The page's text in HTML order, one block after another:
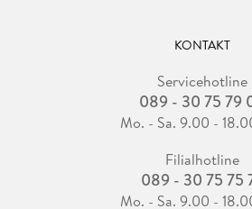
KONTAKT
Servicehotline
089 - 30 75 79
Mo. - Sa. 9.00 -
Filialhotline
089 - 30 75 75
Mo. - Sa. 9.00 -